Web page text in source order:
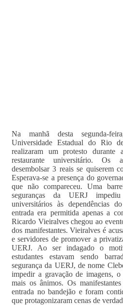
Na manhã desta segunda-
Universidade Estadual do Rio
realizaram um protesto durante
restaurante universitário. Os
desembolsar 3 reais se quiserem
Esperava-se a presença do
que não compareceu. Uma
seguranças da UERJ
universitários às dependências
entrada era permitida apenas a
Ricardo Vieiralves chegou ao
dos manifestantes. Vieiralves é
e servidores de promover a
UERJ. Ao ser indagado o
estudantes estavam sendo
segurança da UERJ, de nome
impedir a gravação de imagens,
mais os ânimos. Os
entrada no bandejão e foram
que protagonizaram cenas de